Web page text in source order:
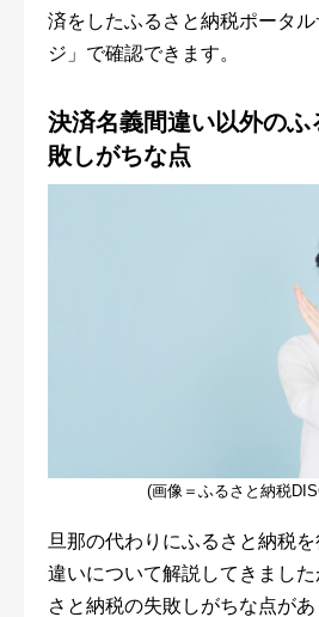
済をしたふるさと納税ポータ
ジ」で確認できます。
決済名義間違い以外のふ
敗しがちな点
(画像＝ふるさと納税
旦那の代わりにふるさと納税
違いについて解説してきまし
さと納税の失敗しがちな点が